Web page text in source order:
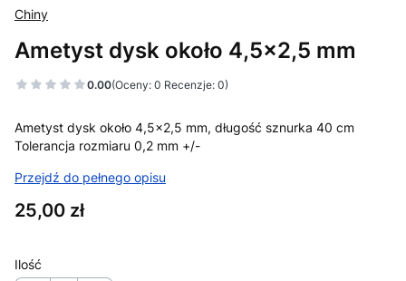
Chiny
Ametyst dysk około 4,5x2,5 mm
0.00(Oceny: 0 Recenzje: 0)
Ametyst dysk około 4,5x2,5 mm, długość sznurka 40 cm
Tolerancja rozmiaru 0,2 mm +/-
Przejdź do pełnego opisu
Cena
25,00 zł
Ilość